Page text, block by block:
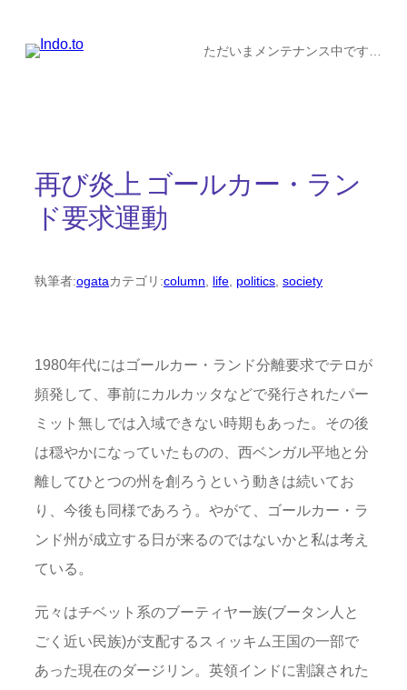
ただいまメンテナンス中です…
再び炎上 ゴールカー・ラン
ド要求運動
執筆者:ogataカテゴリ:column, life, politics, society
1980年代にはゴールカー・ランド分離要求でテロが
頻発して、事前にカルカッタなどで発行されたパー
ミット無しでは入域できない時期もあった。その後
は穏やかになっていたものの、西ベンガル平地と分
離してひとつの州を創ろうという動きは続いてお
り、今後も同様であろう。やがて、ゴールカー・ラ
ンド州が成立する日が来るのではないかと私は考え
ている。
元々はチベット系のブーティヤー族(ブータン人と
ごく近い民族)が支配するスィッキム王国の一部で
あった現在のダージリン。英領インドに割譲された